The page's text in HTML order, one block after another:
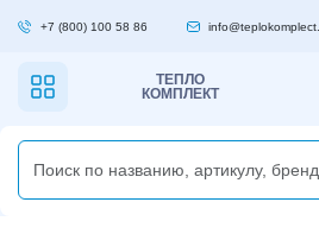
+7 (800) 100 58 86
ТЕПЛО
КОМПЛЕКТ